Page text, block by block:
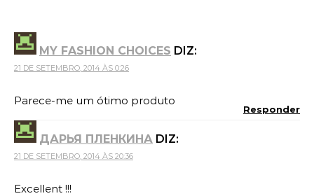
MY FASHION CHOICES DIZ:
21 DE SETEMBRO, 2014 ÀS 0:26
Parece-me um ótimo produto
Responder
ДАРЬЯ ПЛЕНКИНА DIZ:
21 DE SETEMBRO, 2014 ÀS 20:36
Excellent !!!